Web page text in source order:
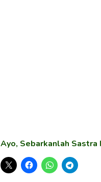
Ayo, Sebarkanlah Sastra